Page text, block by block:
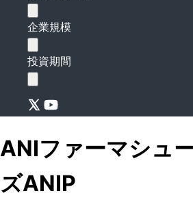
企業規模
投資期間
ANIファーマシュ
ズANIP